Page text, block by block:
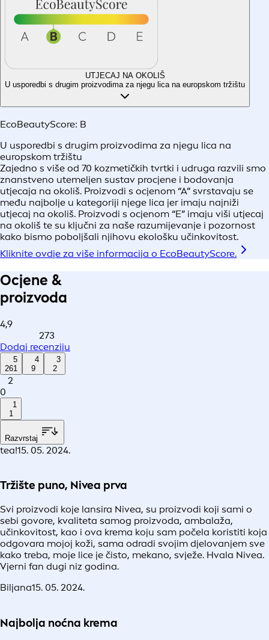
UTJECAJ NA OKOLIŠ
U usporedbi s drugim proizvodima za njegu lica na europskom tržištu
EcoBeautyScore: B
U usporedbi s drugim proizvodima za njegu lica na
europskom tržištu
Zajedno s više od 70 kozmetičkih tvrtki i udruga razvili smo
znanstveno utemeljen sustav procjene i bodovanja
utjecaja na okoliš. Proizvodi s ocjenom “A” svrstavaju se
među najbolje u kategoriji njege lica jer imaju najniži
utjecaj na okoliš. Proizvodi s ocjenom “E” imaju viši utjecaj
na okoliš te su ključni za naše razumijevanje i pozornost
kako bismo poboljšali njihovu ekološku učinkovitost.
Kliknite ovdje za više informacija o EcoBeautyScore.
Ocjene &
proizvoda
4,9
273
Dodaj recenziju
5
261
4
9
3
2
2
0
1
1
Razvrstaj
tea!15. 05. 2024.
Tržište puno, Nivea prva
Svi proizvodi koje lansira Nivea, su proizvodi koji sami o
sebi govore, kvaliteta samog proizvoda, ambalaža,
učinkovitost, kao i ova krema koju sam počela koristiti koja
odgovara mojoj koži, sama odradi svojim djelovanjem sve
kako treba, moje lice je čisto, mekano, svježe. Hvala Nivea.
Vjerni fan dugi niz godina.
Biljana15. 05. 2024.
Najbolja noćna krema